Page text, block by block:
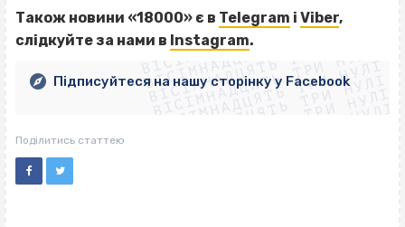
Також новини «18000» є в Telegram і Viber,
слідкуйте за нами в Instagram.
ВІСІМНАДЦЯТЬ ТРИ НУЛІ
ВІСІМНАДЦЯТЬ ТРИ НУЛІ
ВІСІМНАДЦЯТЬ ТРИ НУЛІ
ВІСІМНАДЦЯТЬ ТРИ НУЛІ
ВІСІМНАДЦЯТЬ ТРИ НУЛІ
ВІСІМНАДЦЯТЬ ТРИ НУЛІ
ВІСІМНАДЦЯТЬ ТРИ НУЛІ
ВІСІМНАДЦЯТЬ ТРИ НУЛІ
Підписуйтеся на нашу сторінку у Facebook
Поділитись статтею